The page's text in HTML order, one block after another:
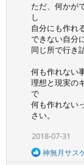
ただ、何かが
し
自分にも作れ
できない自分
同じ所で行き
何も作れない
理想と現実の
で
何も作れない
さい。
2018-07-31
R
神無月サス